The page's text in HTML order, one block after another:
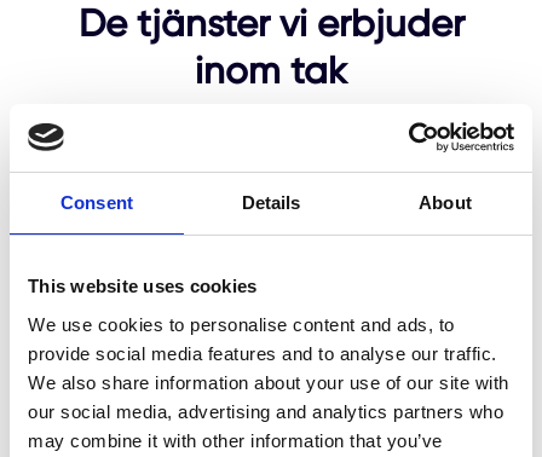
Consent Details About
This website uses cookies
We use cookies to personalise content and ads, to
provide social media features and to analyse our traffic.
We also share information about your use of our site with
our social media, advertising and analytics partners who
may combine it with other information that you’ve
De tjänster vi erbjuder
inom tak
Vi erbjuder ett flertal tjänster inom tak:
takomläggning, takservice, takmålning och mer.
Här nedan kan du läsa mer om de tjänster vi har
att erbjuda.